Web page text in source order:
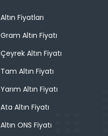
Altın Fiyatları
Gram Altın Fiyatı
Çeyrek Altın Fiyatı
Tam Altın Fiyatı
Yarım Altın Fiyatı
Ata Altın Fiyatı
Altın ONS Fiyatı